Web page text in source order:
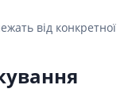
від конкретної